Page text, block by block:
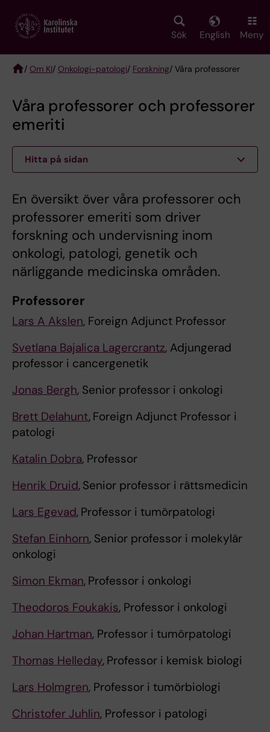
main
Sök English Meny
/ Om KI/ Onkologi-patologi/ Forskning/ Våra professorer
Våra professorer och professorer
emeriti
Hitta på sidan
En översikt över våra professorer och
professorer emeriti som driver
forskning och undervisning inom
onkologi, patologi, genetik och
närliggande medicinska områden.
Professorer
Lars A Akslen, Foreign Adjunct Professor
Svetlana Bajalica Lagercrantz, Adjungerad
professor i cancergenetik
Jonas Bergh, Senior professor i onkologi
Brett Delahunt, Foreign Adjunct Professor i
patologi
Katalin Dobra, Professor
Henrik Druid, Senior professor i rättsmedicin
Lars Egevad, Professor i tumörpatologi
Stefan Einhorn, Senior professor i molekylär
onkologi
Simon Ekman, Professor i onkologi
Theodoros Foukakis, Professor i onkologi
Johan Hartman, Professor i tumörpatologi
Thomas Helleday, Professor i kemisk biologi
Lars Holmgren, Professor i tumörbiologi
Christofer Juhlin, Professor i patologi